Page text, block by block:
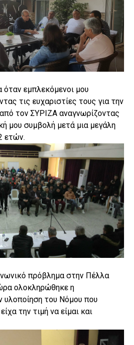
όταν εμπλεκόμενοι μου
τις ευχαριστίες τους για την
τον ΣΥΡΙΖΑ αναγνωρίζοντας
μου συμβολή μετά μια μεγάλη
ετών.
πρόβλημα στην Πέλλα
ολοκληρώθηκε η
υλοποίηση του Νόμου που
την τιμή να είμαι και